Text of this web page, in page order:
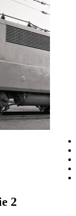
2